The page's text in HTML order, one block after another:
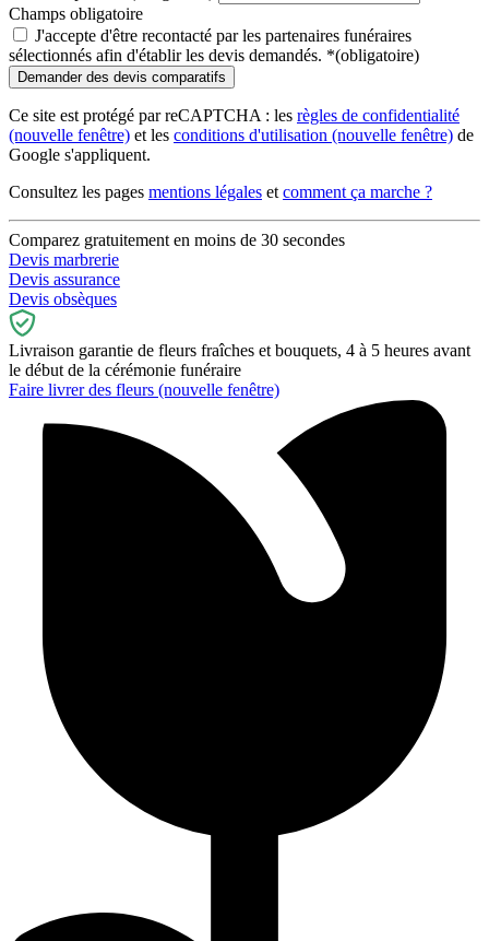
Champs obligatoire
J'accepte d'être recontacté par les partenaires funéraires
sélectionnés afin d'établir les devis demandés. *(obligatoire)
Ce site est protégé par reCAPTCHA : les règles de confidentialité
(nouvelle fenêtre) et les conditions d'utilisation (nouvelle fenêtre) de
Google s'appliquent.
Consultez les pages mentions légales et comment ça marche ?
Comparez gratuitement en moins de 30 secondes
Devis marbrerie
Devis assurance
Devis obsèques
Livraison garantie de fleurs fraîches et bouquets, 4 à 5 heures avant
le début de la cérémonie funéraire
Faire livrer des fleurs (nouvelle fenêtre)